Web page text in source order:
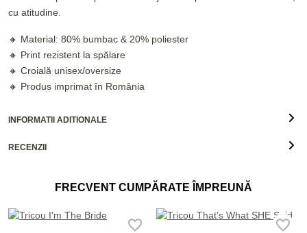
cu atitudine.
🔸 Material: 80% bumbac & 20% poliester
🔸 Print rezistent la spălare
🔸 Croială unisex/oversize
🔸 Produs imprimat în România
INFORMATII ADITIONALE
RECENZII
FRECVENT CUMPĂRATE ÎMPREUNĂ